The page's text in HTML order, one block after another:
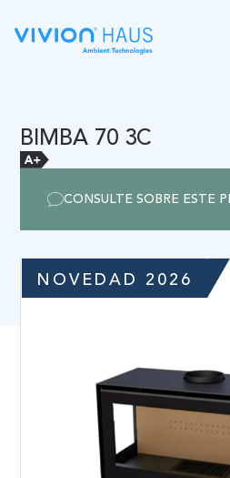
BIMBA 70 3C
CONSULTE SOBRE ESTE
NOVEDAD 2026